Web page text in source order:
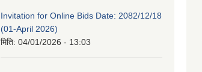
Invitation for Online Bids Date: 2082/12/18
(01-April 2026)
मिति: 04/01/2026 - 13:03